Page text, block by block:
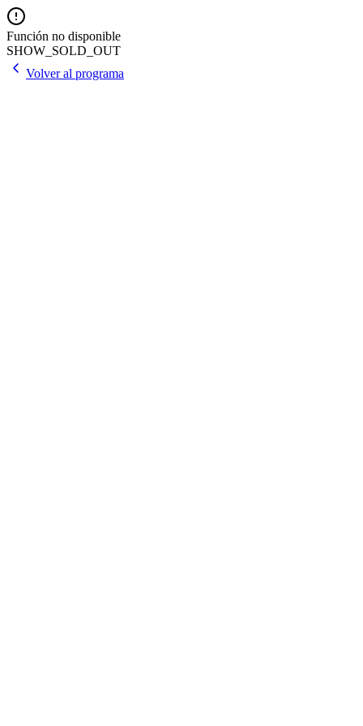
Función no disponible
SHOW_SOLD_OUT
Volver al programa